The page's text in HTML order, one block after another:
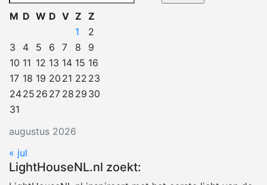
naar:
augustus 2026
M D W D V Z Z
1
2
3
4 5 6 7 8
9
10 11 12 13 14 15 16
17 18 19 20 21 22 23
2425 26 27 28 29 30
31
« jul
LightHouseNL.nl zoekt: